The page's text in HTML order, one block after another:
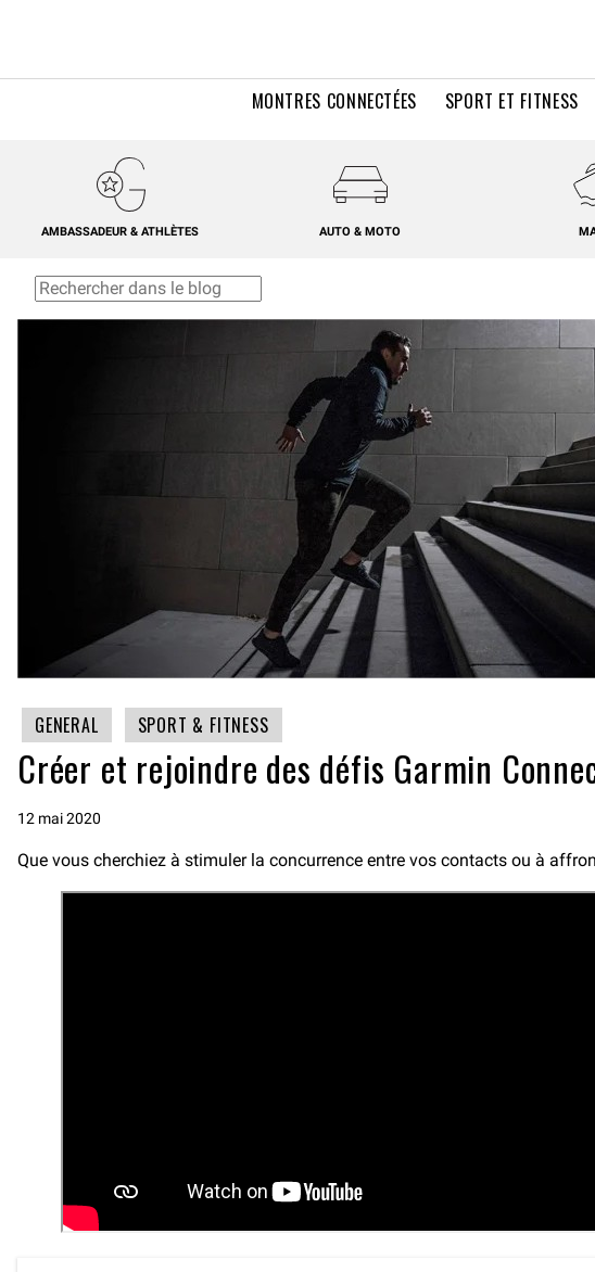
MONTRES CONNECTÉES SPORT ET FITNESS
AMBASSADEUR & ATHLÈTES AUTO & MOTO
GENERAL SPORT & FITNESS
Créer et rejoindre des défis Garmin
12 mai 2020
Que vous cherchiez à stimuler la concurrence entre vos contacts ou à